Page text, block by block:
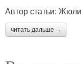
Автор статьи:
читать дальше →